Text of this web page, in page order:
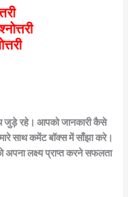
जुड़े रहे। आपको जानकारी कैसे
साथ कमेंट बॉक्स में साँझा करे।
अपना लक्ष्य प्राप्त करने सफलता